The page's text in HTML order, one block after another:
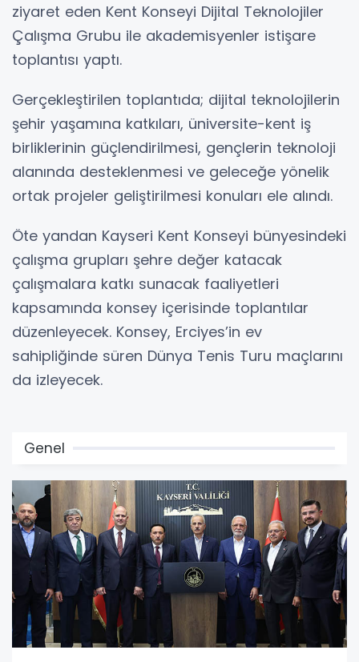
ziyaret eden Kent Konseyi Dijital Teknolojiler
Çalışma Grubu ile akademisyenler istişare
toplantısı yaptı.
Gerçekleştirilen toplantıda; dijital teknolojilerin
şehir yaşamına katkıları, üniversite-kent iş
birliklerinin güçlendirilmesi, gençlerin teknoloji
alanında desteklenmesi ve geleceğe yönelik
ortak projeler geliştirilmesi konuları ele alındı.
Öte yandan Kayseri Kent Konseyi bünyesindeki
çalışma grupları şehre değer katacak
çalışmalara katkı sunacak faaliyetleri
kapsamında konsey içerisinde toplantılar
düzenleyecek. Konsey, Erciyes’in ev
sahipliğinde süren Dünya Tenis Turu maçlarını
da izleyecek.
Genel